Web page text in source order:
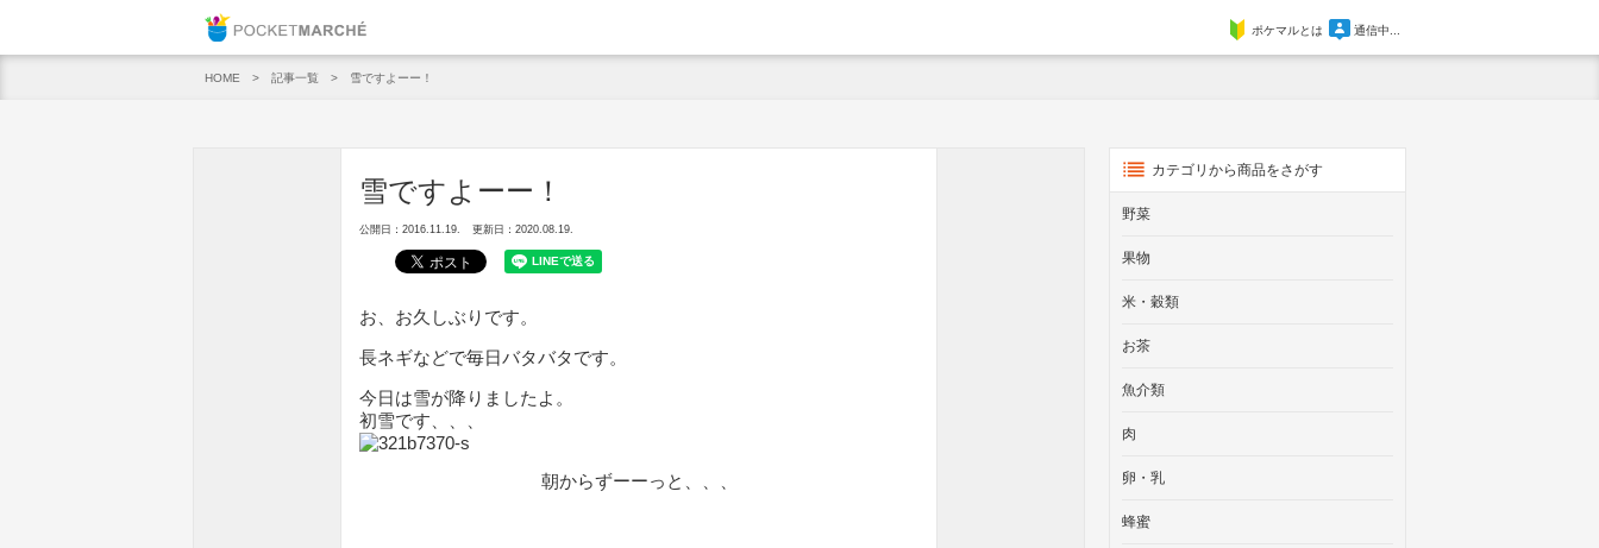
ポケマルとは 通信中...
HOME 記事一覧 雪ですよーー！
雪ですよーー！
公開日：2016.11.19. 更新日：2020.08.19.
お、お久しぶりです。
長ネギなどで毎日バタバタです。
今日は雪が降りましたよ。
初雪です、、、
朝からずーーっと、、、
カテゴリから商品をさがす
野菜
果物
米・穀類
お茶
魚介類
肉
卵・乳
蜂蜜